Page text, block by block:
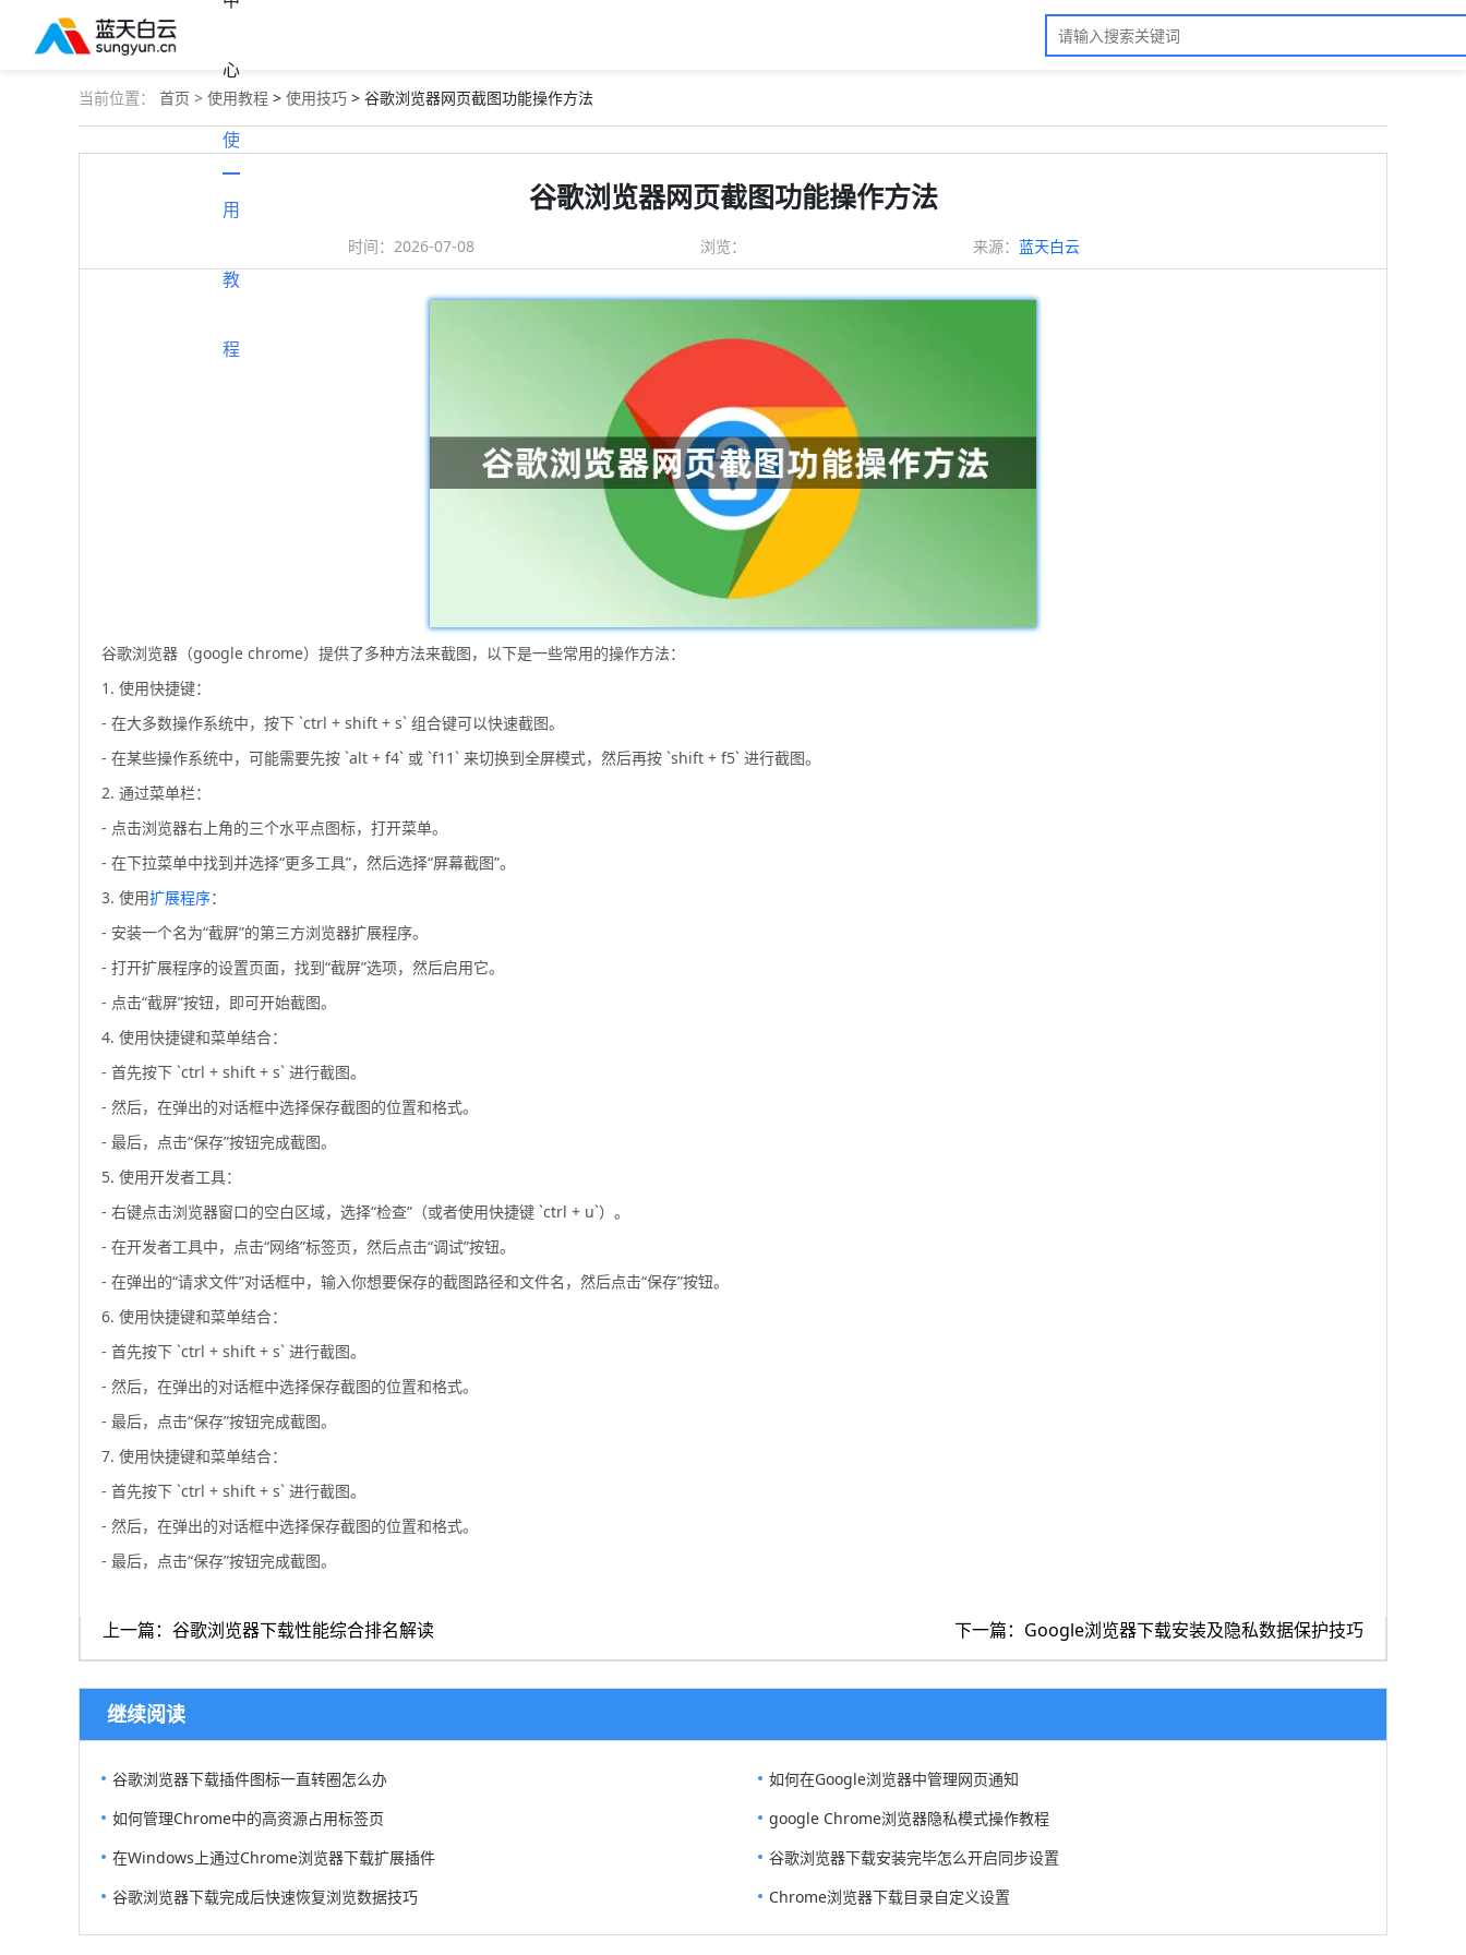
心
使
用
教
程
当前位置： 首页 > 使用教程 > 使用技巧 > 谷歌浏览器网页截图功能操作方法
谷歌浏览器网页截图功能操作方法
时间：2026-07-08 浏览： 来源： 蓝天白云
谷歌浏览器（google chrome）提供了多种方法来截图，以下是一些常用的操作方法：
1. 使用快捷键：
- 在大多数操作系统中，按下 `ctrl + shift + s` 组合键可以快速截图。
- 在某些操作系统中，可能需要先按 `alt + f4` 或 `f11` 来切换到全屏模式，然后再按 `shift + f5` 进行截图。
2. 通过菜单栏：
- 点击浏览器右上角的三个水平点图标，打开菜单。
- 在下拉菜单中找到并选择“更多工具”，然后选择“屏幕截图”。
3. 使用扩展程序：
- 安装一个名为“截屏”的第三方浏览器扩展程序。
- 打开扩展程序的设置页面，找到“截屏”选项，然后启用它。
- 点击“截屏”按钮，即可开始截图。
4. 使用快捷键和菜单结合：
- 首先按下 `ctrl + shift + s` 进行截图。
- 然后，在弹出的对话框中选择保存截图的位置和格式。
- 最后，点击“保存”按钮完成截图。
5. 使用开发者工具：
- 右键点击浏览器窗口的空白区域，选择“检查”（或者使用快捷键 `ctrl + u`）。
- 在开发者工具中，点击“网络”标签页，然后点击“调试”按钮。
- 在弹出的“请求文件”对话框中，输入你想要保存的截图路径和文件名，然后点击“保存”按钮。
6. 使用快捷键和菜单结合：
- 首先按下 `ctrl + shift + s` 进行截图。
- 然后，在弹出的对话框中选择保存截图的位置和格式。
- 最后，点击“保存”按钮完成截图。
7. 使用快捷键和菜单结合：
- 首先按下 `ctrl + shift + s` 进行截图。
- 然后，在弹出的对话框中选择保存截图的位置和格式。
- 最后，点击“保存”按钮完成截图。
上一篇：谷歌浏览器下载性能综合排名解读 下一篇：Google浏览器下载安装及隐私数据保护技巧
继续阅读
谷歌浏览器下载插件图标一直转圈怎么办
如何在Google浏览器中管理网页通知
如何管理Chrome中的高资源占用标签页
google Chrome浏览器隐私模式操作教程
在Windows上通过Chrome浏览器下载扩展插件
谷歌浏览器下载安装完毕怎么开启同步设置
谷歌浏览器下载完成后快速恢复浏览数据技巧
Chrome浏览器下载目录自定义设置